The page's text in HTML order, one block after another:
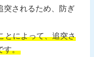
突されるため、防ぎ
とによって、追突さ
す。